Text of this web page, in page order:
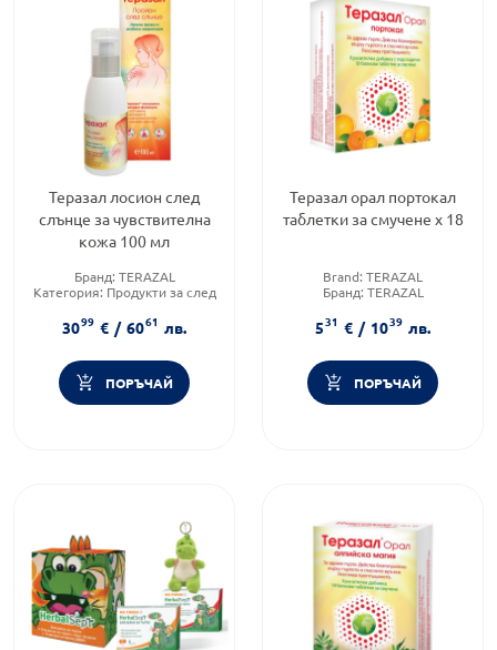
Теразал лосион след
слънце за чувствителна
кожа 100 мл
Бранд: TERAZAL
Категория: Продукти за след
Brand:TERAZAL
3099 € / 6061 лв.
ПОРЪЧАЙ
Теразал орал портокал
таблетки за смучене х 18
Brand: TERAZAL
Бранд: TERAZAL
531 € / 1039 лв.
ПОРЪЧАЙ